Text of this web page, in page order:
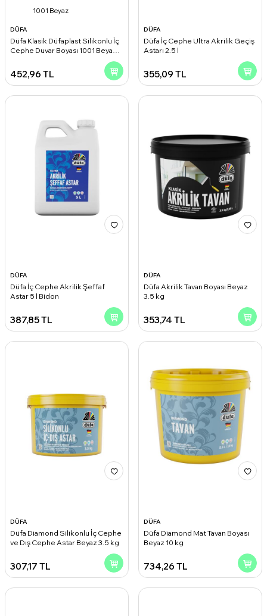
1001 Beyaz
DÜFA
Düfa Klasik Düfaplast Silikonlu İç
Cephe Duvar Boyası 1001 Beyaz
452,96 TL
DÜFA
Düfa İç Cephe Ultra Akrilik Geçiş
Astarı 2.5 l
355,09 TL
DÜFA
Düfa İç Cephe Akrilik Şeffaf
Astar 5 l Bidon
387,85TL
DÜFA
Düfa Akrilik Tavan Boyası Beyaz
3.5 kg
353,74 TL
DÜFA
Düfa Diamond Silikonlu İç Cephe
ve Dış Cephe Astar Beyaz 3.5 kg
307,17 TL
DÜFA
Düfa Diamond Mat Tavan Boyası
Beyaz 10 kg
734,26 TL